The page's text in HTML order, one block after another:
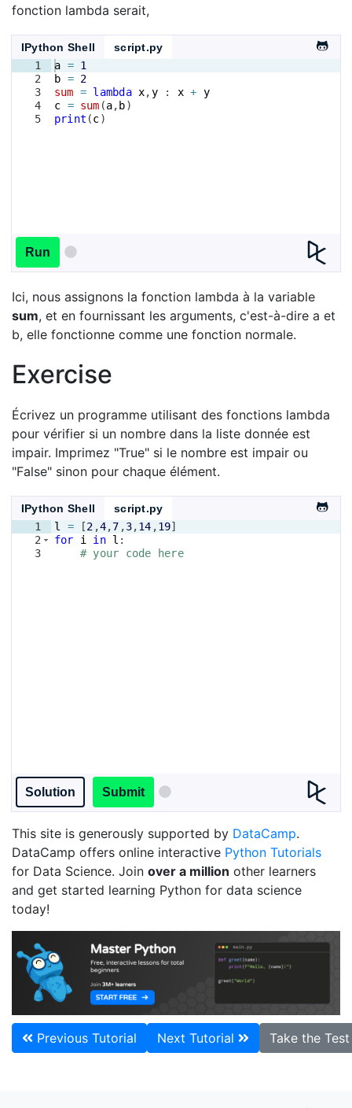
fonction lambda serait,
IPython Shell
script.py
1
2
3
4
5
a = 1
b = 2
sum = lambda x,y : x + y
c = sum (a, b)
print (c)
Run
Ici, nous assignons la fonction lambda à la variable
sum, et en fournissant les arguments, c'est-à-dire a et
b, elle fonctionne comme une fonction normale.
Exercise
Écrivez un programme utilisant des fonctions lambda
pour vérifier si un nombre dans la liste donnée est
impair. Imprimez "True" si le nombre est impair ou
"False" sinon pour chaque élément.
IPython Shell
script.py
1
2
3
l = [2 ,4,7 ,3,14 ,19]
for
i in l :
# your code here
Solution Submit
This site is generously supported by DataCamp.
DataCamp offers online interactive Python Tutorials
for Data Science. Join over a million other learners
and get started learning Python for data science
today!
Previous Tutorial Next Tutorial Take the